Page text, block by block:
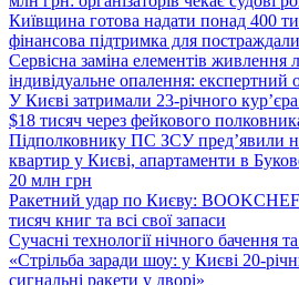
Київщина готова надати понад 400
фінансова підтримка для
Сервісна заміна елементів живлення
індивідуальне опалення: експертний
У Києві затримали 23-річного
$18 тисяч через фейкового
Підполковнику ПС ЗСУ пред’явили
квартир у Києві, апартаменти в
20 млн грн
Ракетний удар по Києву:
тисяч книг та всі свої запаси
Сучасні технології нічного бачення
«Стрільба заради шоу: у Києві 20-
сигнальні ракети у дворі»